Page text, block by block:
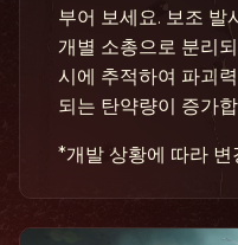
부어 보세요. 보조 발
개별 소총으로 분리
시에 추적하여 파괴
되는 탄약량이 증가
*개발 상황에 따라